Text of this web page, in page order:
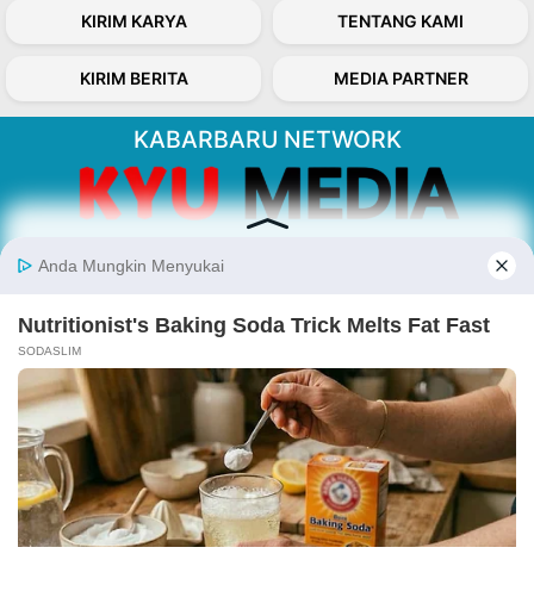
KIRIM KARYA TENTANG KAMI
KIRIM BERITA MEDIA PARTNER
KABARBARU NETWORK
About Our Kabarbaru.co
Kabarbaru.co menyajikan berita aktual dan
inspiratif dari sudut pandang berbaik sangka
serta terverifikasi dari sumber yang tepat.
Follow Kabarbaru